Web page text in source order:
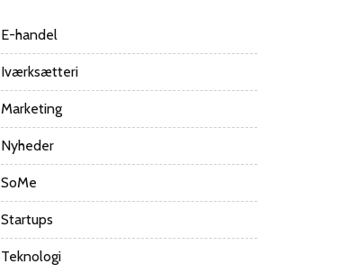
E-handel
Iværksætteri
Marketing
Nyheder
SoMe
Startups
Teknologi